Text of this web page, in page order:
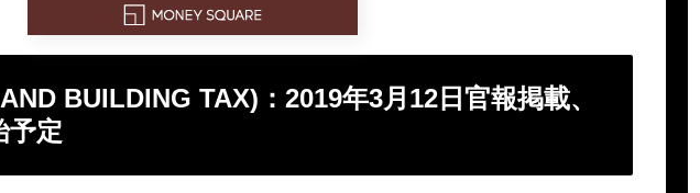
BUILDING TAX)：2019年3月12日官報掲載、
予定